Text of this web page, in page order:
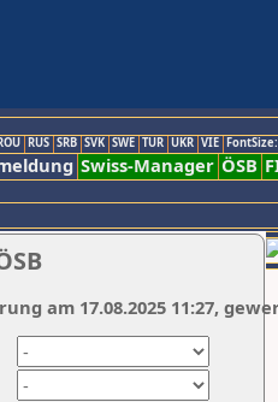
RUS SRB SVK SWE TUR UKR VIE
Swiss-Manager ÖSB
am 17.08.2025 11:27,